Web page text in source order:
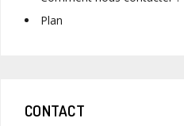
Plan
CONTACT